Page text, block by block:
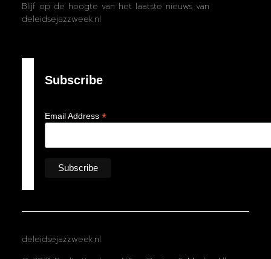
Blijf op de hoogte van het laatste nieuws van
deleidsejazzweek.nl
Subscribe
Email Address *
deleidsejazzweek.nl